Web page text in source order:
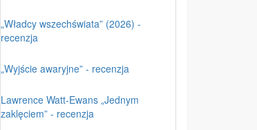
„Władcy wszechświata” (2026) -
recenzja
„Wyjście awaryjne” - recenzja
Lawrence Watt-Ewans „Jednym
zaklęciem” - recenzja